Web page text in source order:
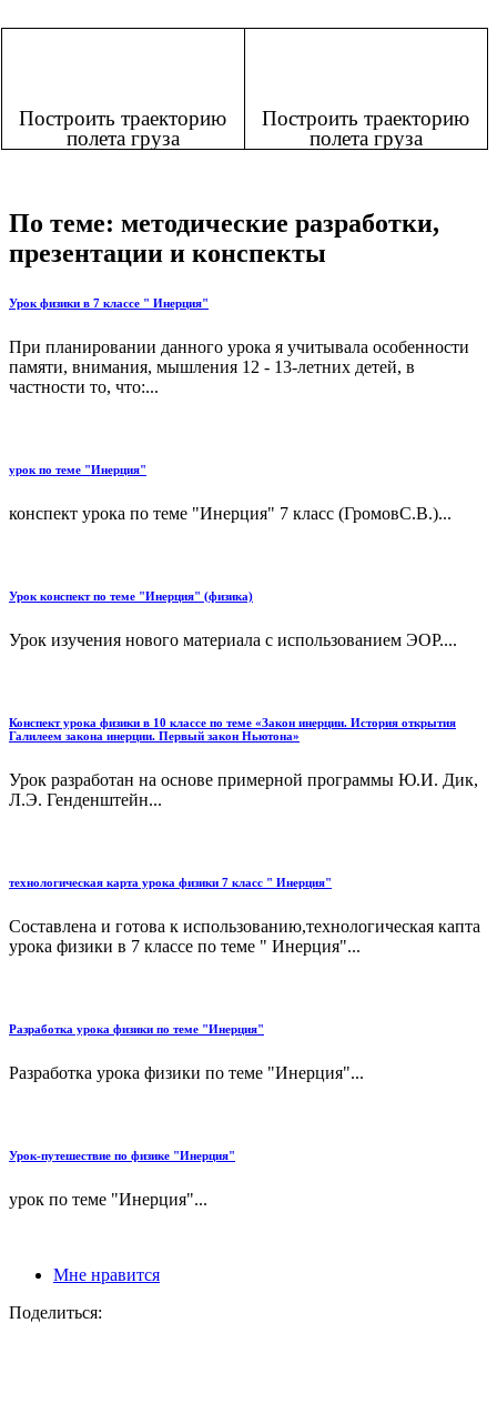
Построить траекторию
полета груза
Построить траекторию
полета груза
По теме: методические разработки,
презентации и конспекты
Урок физики в 7 классе " Инерция"
При планировании данного урока я учитывала особенности
памяти, внимания, мышления 12 - 13-летних детей, в
частности то, что:...
урок по теме "Инерция"
конспект урока по теме "Инерция" 7 класс (ГромовС.В.)...
Урок конспект по теме "Инерция" (физика)
Урок изучения нового материала с использованием ЭОР....
Конспект урока физики в 10 классе по теме «Закон инерции. История открытия
Галилеем закона инерции. Первый закон Ньютона»
Урок разработан на основе примерной программы Ю.И. Дик,
Л.Э. Генденштейн...
технологическая карта урока физики 7 класс " Инерция"
Составлена и готова к использованию,технологическая капта
урока физики в 7 классе по теме " Инерция"...
Разработка урока физики по теме "Инерция"
Разработка урока физики по теме "Инерция"...
Урок-путешествие по физике "Инерция"
урок по теме "Инерция"...
Мне нравится
Поделиться: